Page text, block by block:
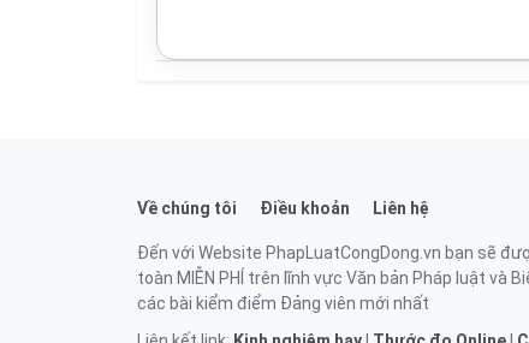
Về chúng tôi Điều khoản Liên hệ
Đến với Website PhapLuatCongDong.vn bạn sẽ
toàn MIỄN PHÍ trên lĩnh vực Văn bản Pháp luật và
các bài kiểm điểm Đảng viên mới nhất